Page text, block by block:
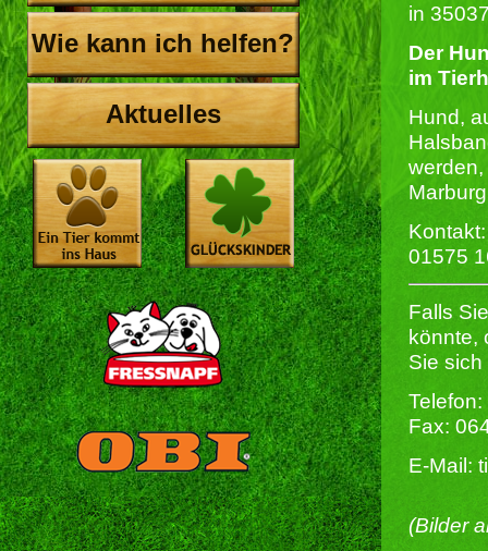
Wie kann ich helfen?
Aktuelles
in
Der
im
Hund,
Kontakt:
01575
Falls
könnte,
Sie
Fax:
E-Mail:
(Bilder